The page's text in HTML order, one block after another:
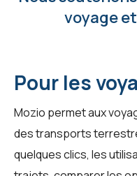
voyage
Pour les
Mozio permet aux
des transports
quelques clics, les